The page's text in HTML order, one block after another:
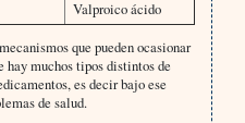
Valproico ácido
que pueden ocasionar
muchos tipos distintos de
es decir bajo ese
de salud.